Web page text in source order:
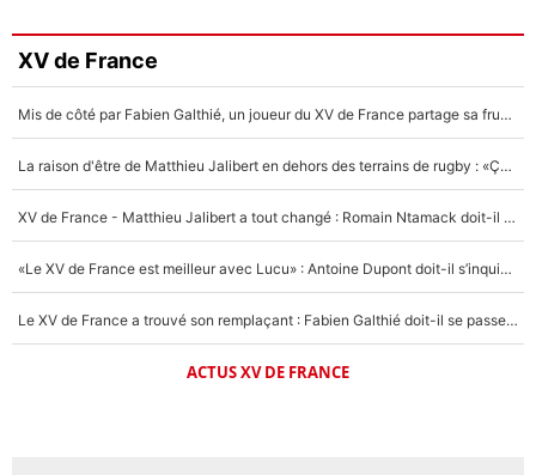
XV de France
Mis de côté par Fabien Galthié, un joueur du XV de France partage sa frustration : «ils ne me l’ont pas dit tout de suite»
La raison d'être de Matthieu Jalibert en dehors des terrains de rugby : «Ça m'atteint autant que si tu touches à un membre de ma famille»
XV de France - Matthieu Jalibert a tout changé : Romain Ntamack doit-il s’inquiéter pour sa place à un an de la Coupe du monde ?
«Le XV de France est meilleur avec Lucu» : Antoine Dupont doit-il s’inquiéter pour sa place ?
Le XV de France a trouvé son remplaçant : Fabien Galthié doit-il se passer d'Antoine Dupont ?
ACTUS XV DE FRANCE